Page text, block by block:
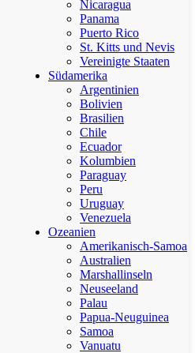
Nicaragua
Panama
Puerto Rico
St. Kitts und Nevis
Vereinigte Staaten
Südamerika
Argentinien
Bolivien
Brasilien
Chile
Ecuador
Kolumbien
Paraguay
Peru
Uruguay
Venezuela
Ozeanien
Amerikanisch-Samoa
Australien
Marshallinseln
Neuseeland
Palau
Papua-Neuguinea
Samoa
Vanuatu